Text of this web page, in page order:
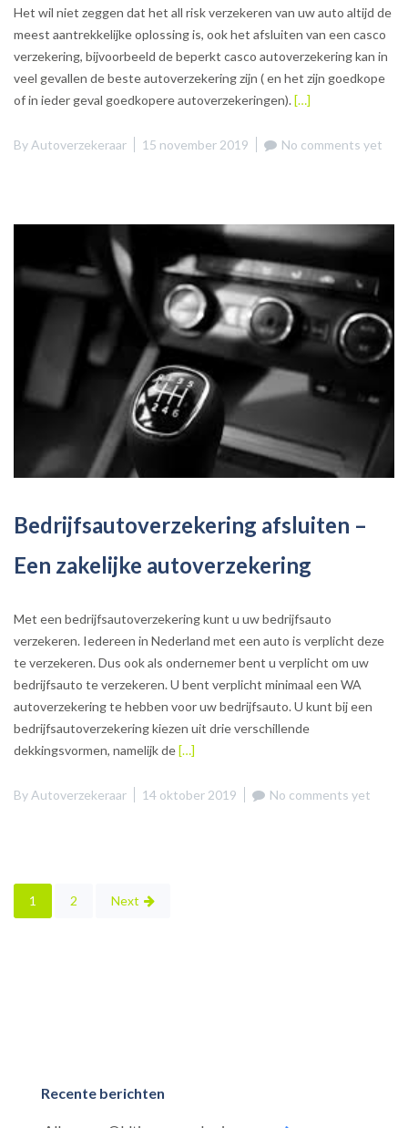
Het wil niet zeggen dat het all risk verzekeren van uw auto altijd de
meest aantrekkelijke oplossing is, ook het afsluiten van een casco
verzekering, bijvoorbeeld de beperkt casco autoverzekering kan in
veel gevallen de beste autoverzekering zijn ( en het zijn goedkope
of in ieder geval goedkopere autoverzekeringen).[…]
By Autoverzekeraar 15 november 2019 No comments yet
Bedrijfsautoverzekering afsluiten –
Een zakelijke autoverzekering
Met een bedrijfsautoverzekering kunt u uw bedrijfsauto
verzekeren. Iedereen in Nederland met een auto is verplicht deze
te verzekeren. Dus ook als ondernemer bent u verplicht om uw
bedrijfsauto te verzekeren. U bent verplicht minimaal een WA
autoverzekering te hebben voor uw bedrijfsauto. U kunt bij een
bedrijfsautoverzekering kiezen uit drie verschillende
dekkingsvormen, namelijk de[…]
By Autoverzekeraar 14 oktober 2019 No comments yet
Berichten
1 2 Next
Recente berichten